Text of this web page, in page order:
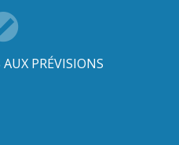
PRÉVISIONS